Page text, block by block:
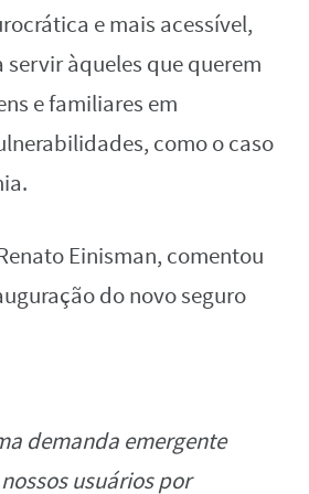
e mais acessível,
àqueles que querem
e familiares em
como o caso
Einisman, comentou
do novo seguro
demanda emergente
usuários por